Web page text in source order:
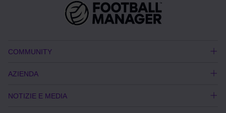
COMMUNITY
AZIENDA
NOTIZIE E MEDIA